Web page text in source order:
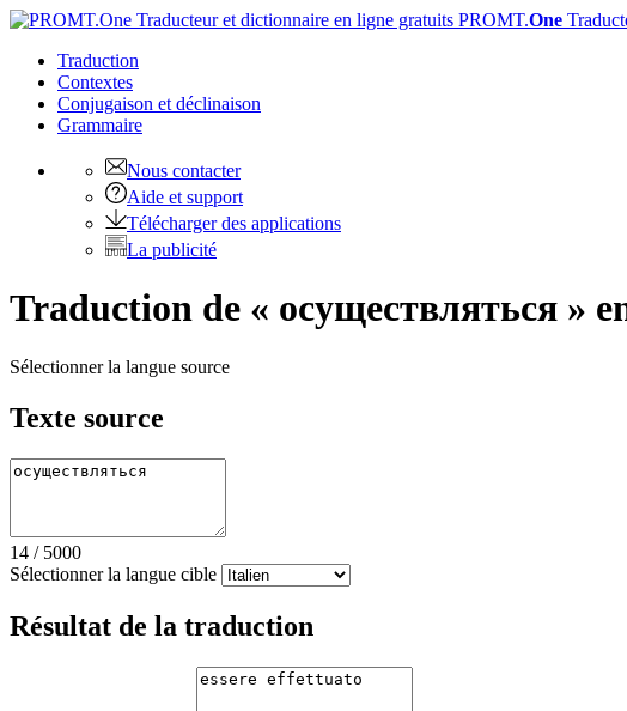
PROMT.One
Traduction
Contextes
Conjugaison et déclinaison
Grammaire
Nous contacter
Aide et support
Télécharger des applications
La publicité
Traduction de « осуществляться »
Sélectionner la langue source
Texte source
14 / 5000
Sélectionner la langue cible
Résultat de la traduction